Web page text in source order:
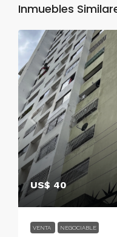
Inmuebles
US$ 40
VENTA NEGOCIABLE